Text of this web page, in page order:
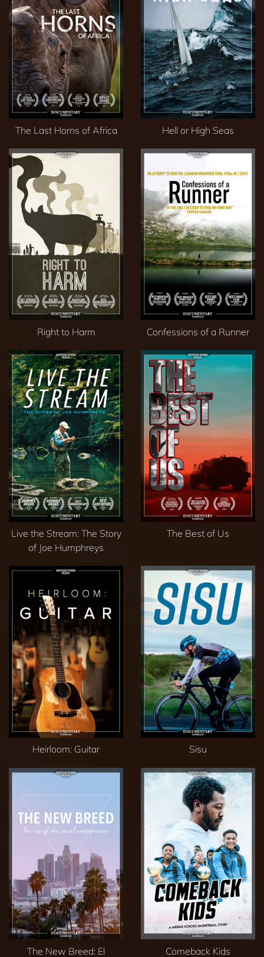
The Last Horns of Africa Hell or High Seas
Right to Harm Confessions of a Runner
Live the Stream: The Story
of Joe Humphreys
The Best of Us
Heirloom: Guitar Sisu
The New Breed: El Comeback Kids